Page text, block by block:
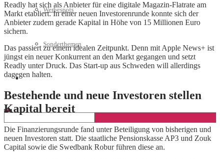
Werbespots
Sonderthemen
Geschäftskonto eröffnen
Readly hat sich als Anbieter für eine digitale Magazin-Flatrate am
Markt etabliert. In einer neuen Investorenrunde konnte sich der
Anbieter zudem gerade Kapital in Höhe von 15 Millionen Euro
sichern.
Das passiert zu einem idealen Zeitpunkt. Denn mit Apple News+ ist
jüngst ein neuer Konkurrent an den Markt gegangen und setzt
Readly unter Druck. Das Start-up aus Schweden will allerdings
dagegen halten.
Bestehende und neue Investoren stellen
Kapital bereit
Die Finanzierungsrunde fand unter Beteiligung von bisherigen und
neuen Investoren statt. Die staatliche Pensionskasse AP3 und Zouk
Capital sowie die Swedbank Robur führen diese an.